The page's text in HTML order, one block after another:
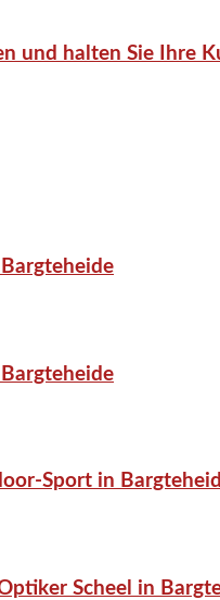
und halten Sie Ihre
Sport in
Scheel in